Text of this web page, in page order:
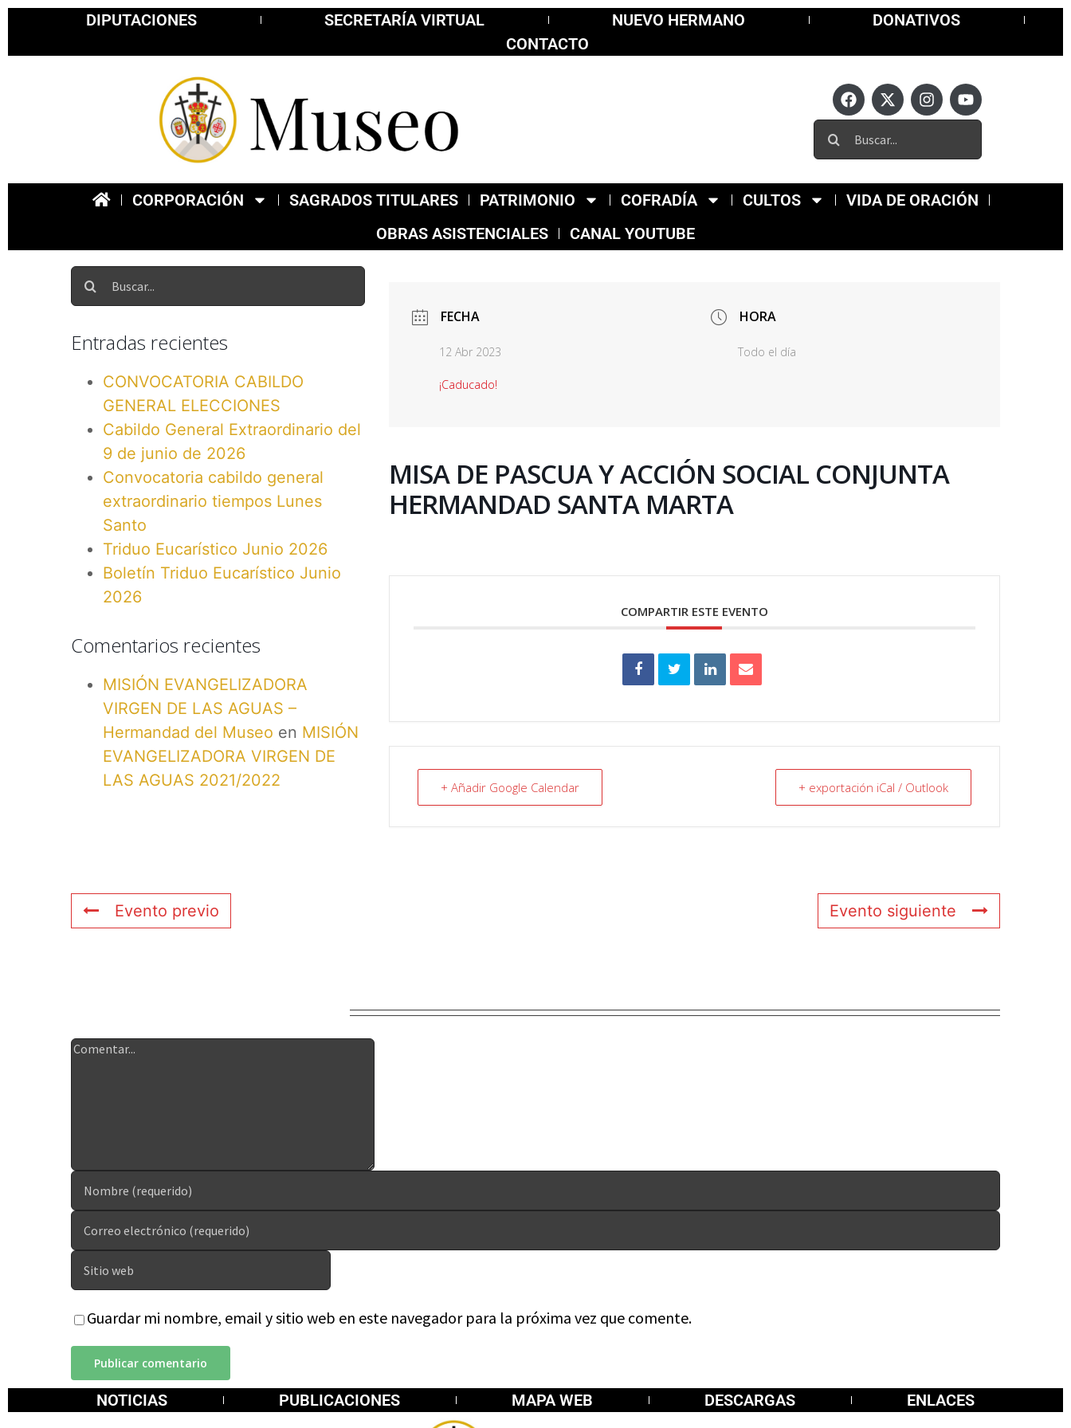
DIPUTACIONES SECRETARÍA VIRTUAL NUEVO HERMANO
DONATIVOS
CONTACTO
CORPORACIÓN SAGRADOS TITULARES PATRIMONIO COFRADÍA CULTOS
VIDA DE ORACIÓN
OBRAS ASISTENCIALES
CANAL YOUTUBE
Entradas recientes
CONVOCATORIA CABILDO
GENERAL ELECCIONES
Cabildo General Extraordinario del
9 de junio de 2026
Convocatoria cabildo general
extraordinario tiempos Lunes
Santo
Triduo Eucarístico Junio 2026
Boletín Triduo Eucarístico Junio
2026
Comentarios recientes
MISIÓN EVANGELIZADORA
VIRGEN DE LAS AGUAS –
Hermandad del Museo en MISIÓN
EVANGELIZADORA VIRGEN DE
LAS AGUAS 2021/2022
FECHA
12 Abr 2023
¡Caducado!
HORA
Todo el día
MISA DE PASCUA Y ACCIÓN SOCIAL CONJUNTA
HERMANDAD SANTA MARTA
COMPARTIR ESTE EVENTO
+ Añadir Google Calendar + exportación iCal / Outlook
Evento previo Evento siguiente
Guardar mi nombre, email y sitio web en este navegador para la próxima vez que comente.
NOTICIAS PUBLICACIONES MAPA WEB DESCARGAS ENLACES